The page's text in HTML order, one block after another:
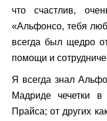
что счастлив,
«Альфонсо, тебя
всегда был щедро
помощи и
Я всегда знал
Мадриде чечетки
Прайса; от других